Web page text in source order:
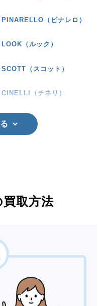
PINARELLO（ピナレロ）
LOOK（ルック）
SCOTT（スコット）
CINELLI（チネリ）
取方法